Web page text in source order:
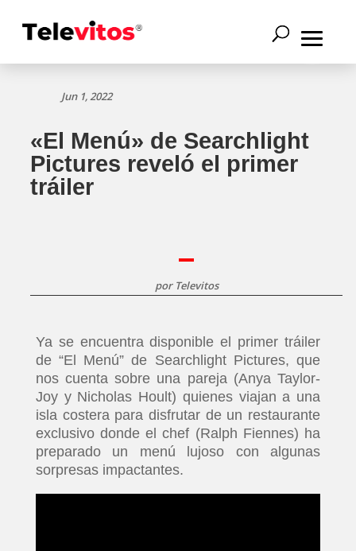
Jun 1, 2022
«El Menú» de Searchlight
Pictures reveló el primer
tráiler
por Televitos
Ya se encuentra disponible el primer tráiler
de “El Menú” de Searchlight Pictures, que
nos cuenta sobre una pareja (Anya Taylor-
Joy y Nicholas Hoult) quienes viajan a una
isla costera para disfrutar de un restaurante
exclusivo donde el chef (Ralph Fiennes) ha
preparado un menú lujoso con algunas
sorpresas impactantes.